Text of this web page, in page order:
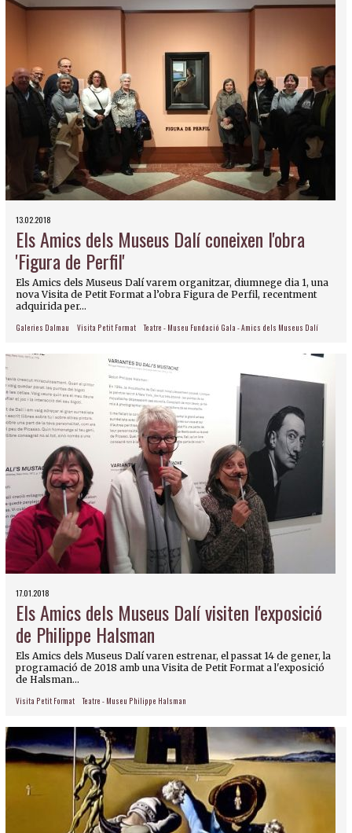
13.02.2018
Els Amics dels Museus Dalí coneixen l'obra
'Figura de Perfil'
Els Amics dels Museus Dalí varem organitzar, diumnege dia 1, una
nova Visita de Petit Format a l’obra Figura de Perfil, recentment
adquirida per...
Galeries Dalmau Visita Petit Format Teatre - Museu Fundació Gala - Amics dels Museus Dalí
17.01.2018
Els Amics dels Museus Dalí visiten l'exposició
de Philippe Halsman
Els Amics dels Museus Dalí varen estrenar, el passat 14 de gener, la
programació de 2018 amb una Visita de Petit Format a l'exposició
de Halsman...
Visita Petit Format Teatre - Museu Philippe Halsman